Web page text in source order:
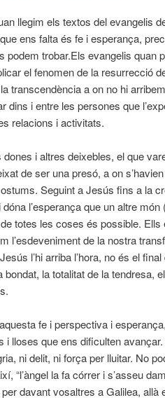
llegim els textos del evangelis
ens falta és fe i esperança,
podem trobar.Els evangelis quan
el fenomen de la resurrecció
transcendència a on no hi
dins i entre les persones que
relacions i activitats.
dones i altres deixebles, el que
de ser una presó, a on
Seguint a Jesús fins a la
l’esperança que un altre
totes les coses és possible.
l’esdeveniment de la nostra
l’hi arriba l’hora, no és el
bondat, la totalitat de la tendresa,
fe i perspectiva i
i lloses que ens dificulten
ni delit, ni força per lluitar. No
“l’àngel la fa córrer i s’asseu
davant vosaltres a Galilea, allà